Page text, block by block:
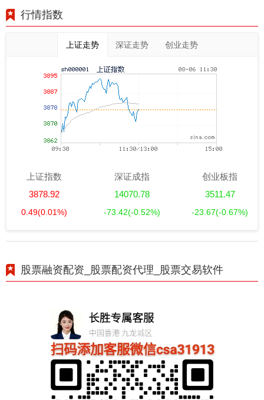
行情指数
上证走势 深证走势 创业走势
上证指数
3878.92
0.49(0.01%)
深证成指
14070.78
-73.42(-0.52%)
创业板指
3511.47
-23.67(-0.67%)
股票融资配资_股票配资代理_股票交易软件